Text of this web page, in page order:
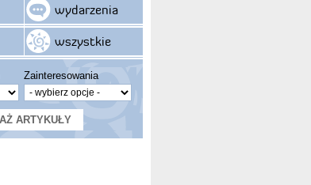
wydarzenia
wszystkie
Zainteresowania